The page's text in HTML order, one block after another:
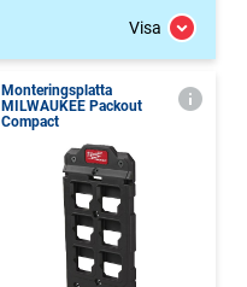
Visa
Monteringsplatta
MILWAUKEE Packout
Compact